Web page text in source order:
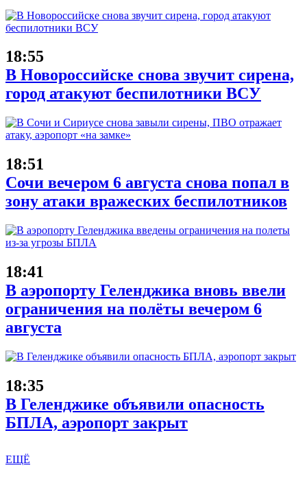
18:55
В Новороссийске снова звучит сирена,
город атакуют беспилотники ВСУ
18:51
Сочи вечером 6 августа снова попал в
зону атаки вражеских беспилотников
18:41
В аэропорту Геленджика вновь ввели
ограничения на полёты вечером 6
августа
18:35
В Геленджике объявили опасность
БПЛА, аэропорт закрыт
ЕЩЁ